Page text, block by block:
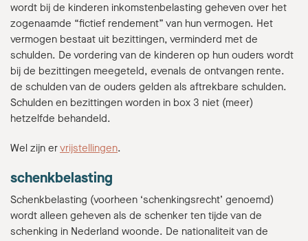
wordt bij de kinderen inkomstenbelasting geheven over het
zogenaamde “fictief rendement” van hun vermogen. Het
vermogen bestaat uit bezittingen, verminderd met de
schulden. De vordering van de kinderen op hun ouders wordt
bij de bezittingen meegeteld, evenals de ontvangen rente.
de schulden van de ouders gelden als aftrekbare schulden.
Schulden en bezittingen worden in box 3 niet (meer)
hetzelfde behandeld.
Wel zijn ervrijstellingen.
schenkbelasting
Schenkbelasting (voorheen ‘schenkingsrecht’ genoemd)
wordt alleen geheven als de schenker ten tijde van de
schenking in Nederland woonde. De nationaliteit van de